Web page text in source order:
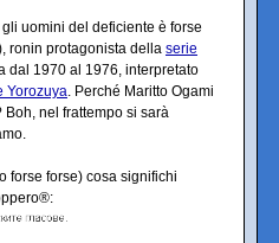
gli uomini del deficiente è forse
ronin protagonista della serie
dal 1970 al 1976, interpretato
Yorozuya. Perché Maritto Ogami
nel frattempo si sarà
forse forse) cosa significhi